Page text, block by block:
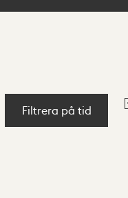
Filtrera på tid